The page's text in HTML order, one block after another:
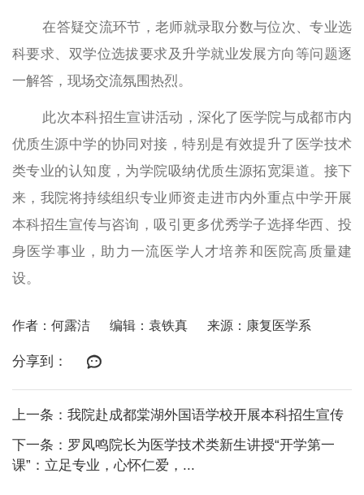
在答疑交流环节，老师就录取分数与位次、专业选
科要求、双学位选拔要求及升学就业发展方向等问题逐
一解答，现场交流氛围热烈。
此次本科招生宣讲活动，深化了医学院与成都市内
优质生源中学的协同对接，特别是有效提升了医学技术
类专业的认知度，为学院吸纳优质生源拓宽渠道。接下
来，我院将持续组织专业师资走进市内外重点中学开展
本科招生宣传与咨询，吸引更多优秀学子选择华西、投
身医学事业，助力一流医学人才培养和医院高质量建
设。
作者：何露洁 编辑：袁铁真 来源：康复医学系
分享到：
上一条：我院赴成都棠湖外国语学校开展本科招生宣传
下一条：罗凤鸣院长为医学技术类新生讲授“开学第一
课”：立足专业，心怀仁爱，...